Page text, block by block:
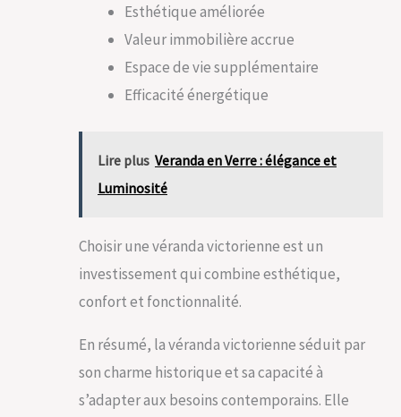
Esthétique améliorée
Valeur immobilière accrue
Espace de vie supplémentaire
Efficacité énergétique
Lire plus Veranda en Verre : élégance et
Luminosité
Choisir une véranda victorienne est un
investissement qui combine esthétique,
confort et fonctionnalité.
En résumé, la véranda victorienne séduit par
son charme historique et sa capacité à
s’adapter aux besoins contemporains. Elle